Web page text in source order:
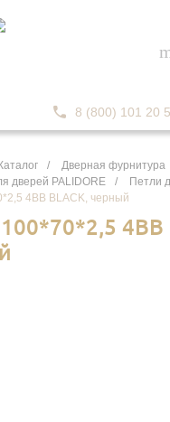
8 (800) 101 20
Каталог / Дверная фурнитура
дверей PALIDORE
/ Петли
4ВВ BLACK, черный
4ВВ